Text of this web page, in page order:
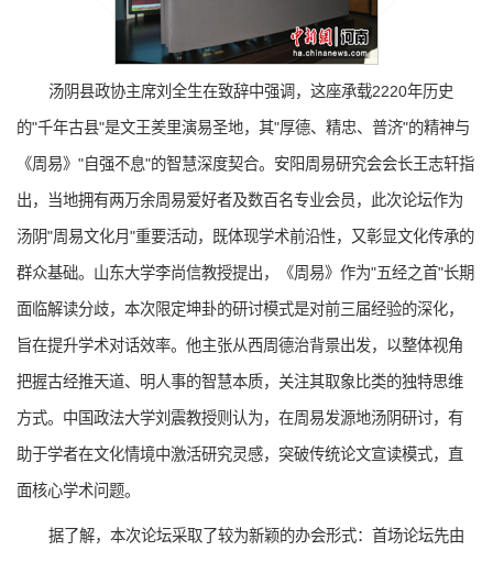
汤阴县政协主席刘全生在致辞中强调，这座承载2220年历史
的"千年古县"是文王羑里演易圣地，其"厚德、精忠、普济"的精神与
《周易》"自强不息"的智慧深度契合。安阳周易研究会会长王志轩指
出，当地拥有两万余周易爱好者及数百名专业会员，此次论坛作为
汤阴"周易文化月"重要活动，既体现学术前沿性，又彰显文化传承的
群众基础。山东大学李尚信教授提出，《周易》作为"五经之首"长期
面临解读分歧，本次限定坤卦的研讨模式是对前三届经验的深化，
旨在提升学术对话效率。他主张从西周德治背景出发，以整体视角
把握古经推天道、明人事的智慧本质，关注其取象比类的独特思维
方式。中国政法大学刘震教授则认为，在周易发源地汤阴研讨，有
助于学者在文化情境中激活研究灵感，突破传统论文宣读模式，直
面核心学术问题。
据了解，本次论坛采取了较为新颖的办会形式：首场论坛先由